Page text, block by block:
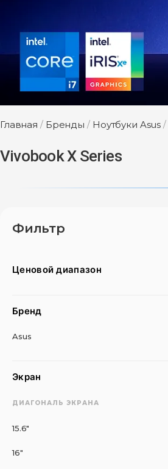
Главная / Бренды / Ноутбуки Asus /
Vivobook X Series
Фильтр
Ценовой диапазон
Бренд
Asus
Экран
ДИАГОНАЛЬ ЭКРАНА
15.6"
16"